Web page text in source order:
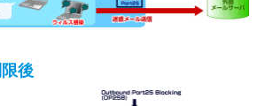
後